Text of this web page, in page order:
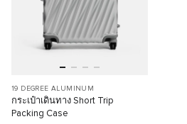
19 DEGREE ALUMINUM
กระเป๋าเดินทาง Short Trip
Packing Case